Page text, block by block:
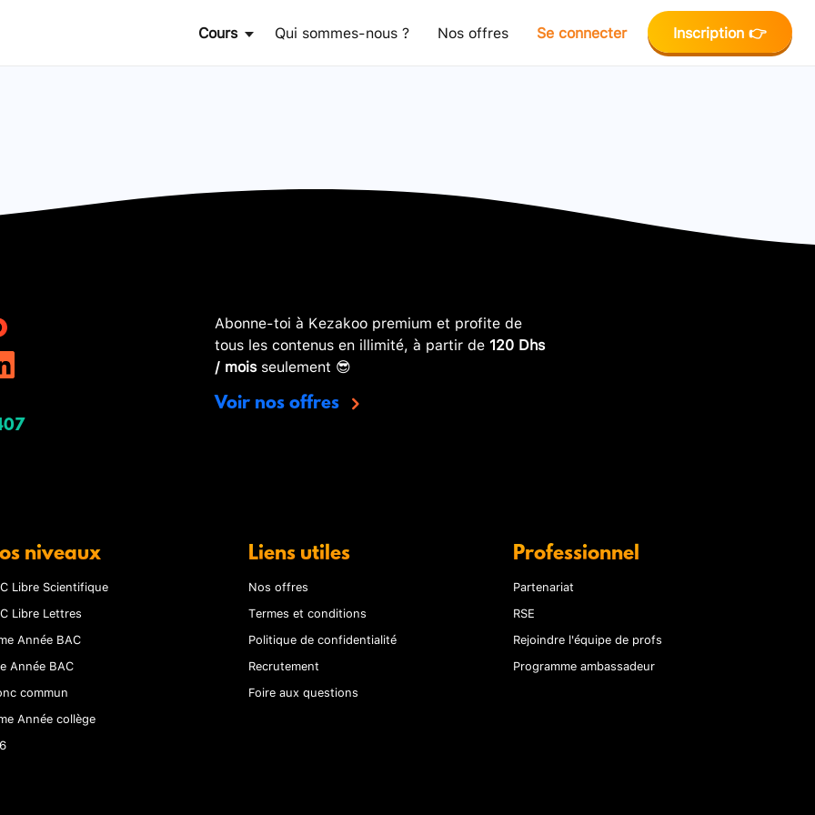
Cours Qui sommes-nous ? Nos offres Se connecter Inscription 👉
Abonne-toi à Kezakoo premium et profite de
tous les contenus en illimité, à partir de 120 Dhs
/ moisseulement 😎
Voir nos offres
niveaux
Libre Scientifique
Libre Lettres
Année BAC
Année BAC
commun
Année collège
Liens utiles
Nos offres
Termes et conditions
Politique de confidentialité
Recrutement
Foire aux questions
Professionnel
Partenariat
RSE
Rejoindre l'équipe de profs
Programme ambassadeur